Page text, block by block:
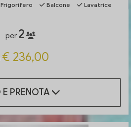
Balcone Lavatrice
per2
€ 236,00
E PRENOTA